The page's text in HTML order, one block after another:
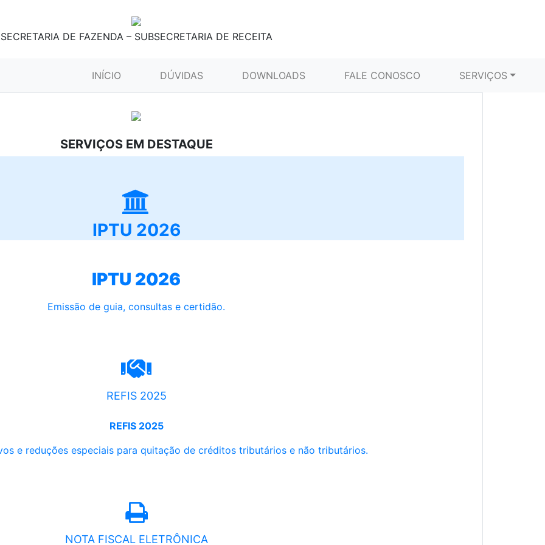
SECRETARIA DE FAZENDA – SUBSECRETARIA DE RECEITA
INÍCIO (CURRENT)DÚVIDAS DOWNLOADS FALE CONOSCO SERVIÇOS
SERVIÇOS EM DESTAQUE
IPTU 2026
IPTU 2026
Emissão de guia, consultas e certidão.
REFIS 2025
REFIS 2025
e reduções especiais para quitação de créditos tributários e não tributários.
NOTA FISCAL ELETRÔNICA